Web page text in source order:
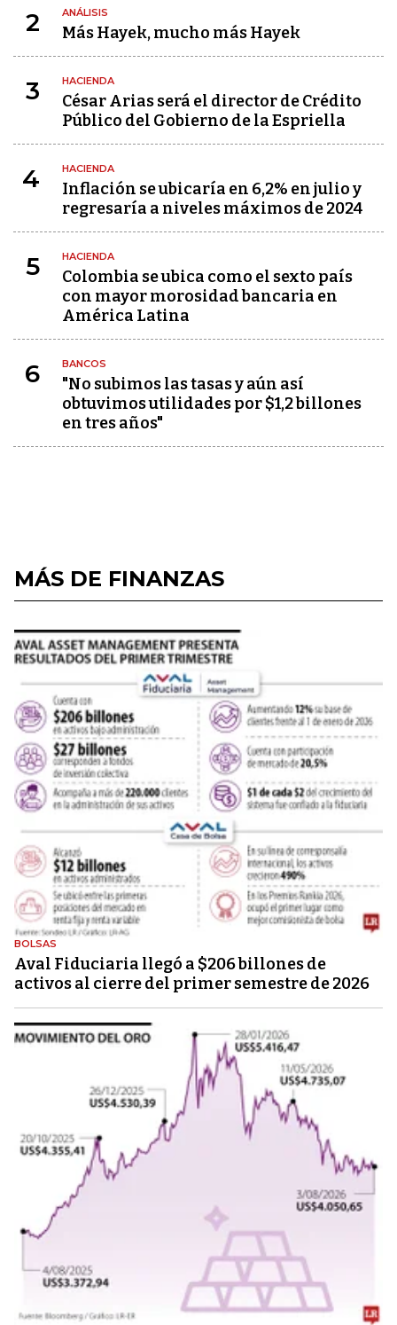
2 ANÁLISIS
Más Hayek, mucho más Hayek
3 HACIENDA
César Arias será el director de Crédito
Público del Gobierno de la Espriella
4 HACIENDA
Inflación se ubicaría en 6,2% en julio y
regresaría a niveles máximos de 2024
5 HACIENDA
Colombia se ubica como el sexto país
con mayor morosidad bancaria en
América Latina
6 BANCOS
"No subimos las tasas y aún así
obtuvimos utilidades por $1,2 billones
en tres años"
MÁS DE FINANZAS
BOLSAS
Aval Fiduciaria llegó a $206 billones de
activos al cierre del primer semestre de 2026